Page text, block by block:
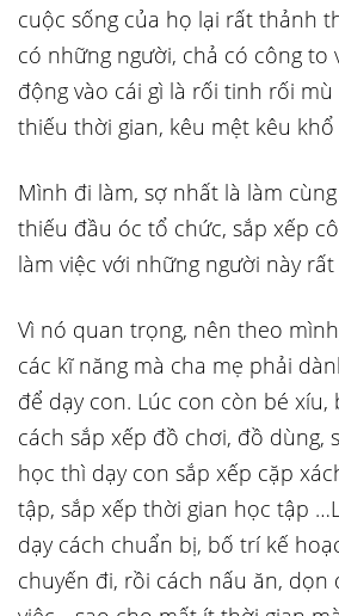
cuộc sống của họ lại rất thảnh
có những người, chả có công to
động vào cái gì là rối tinh rối
thiếu thời gian, kêu mệt kêu
Mình đi làm, sợ nhất là làm
thiếu đầu óc tổ chức, sắp xếp
làm việc với những người này
Vì nó quan trọng, nên theo
các kĩ năng mà cha mẹ phải
để dạy con. Lúc con còn bé xíu,
cách sắp xếp đồ chơi, đồ dùng,
học thì dạy con sắp xếp cặp
tập, sắp xếp thời gian học tập
dạy cách chuẩn bị, bố trí kế
chuyến đi, rồi cách nấu ăn, dọn